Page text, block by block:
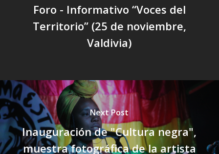
Foro - Informativo “Voces del
Territorio” (25 de noviembre,
Valdivia)
Next Post
Inauguración de "Cultura negra",
muestra fotográfica de la artista